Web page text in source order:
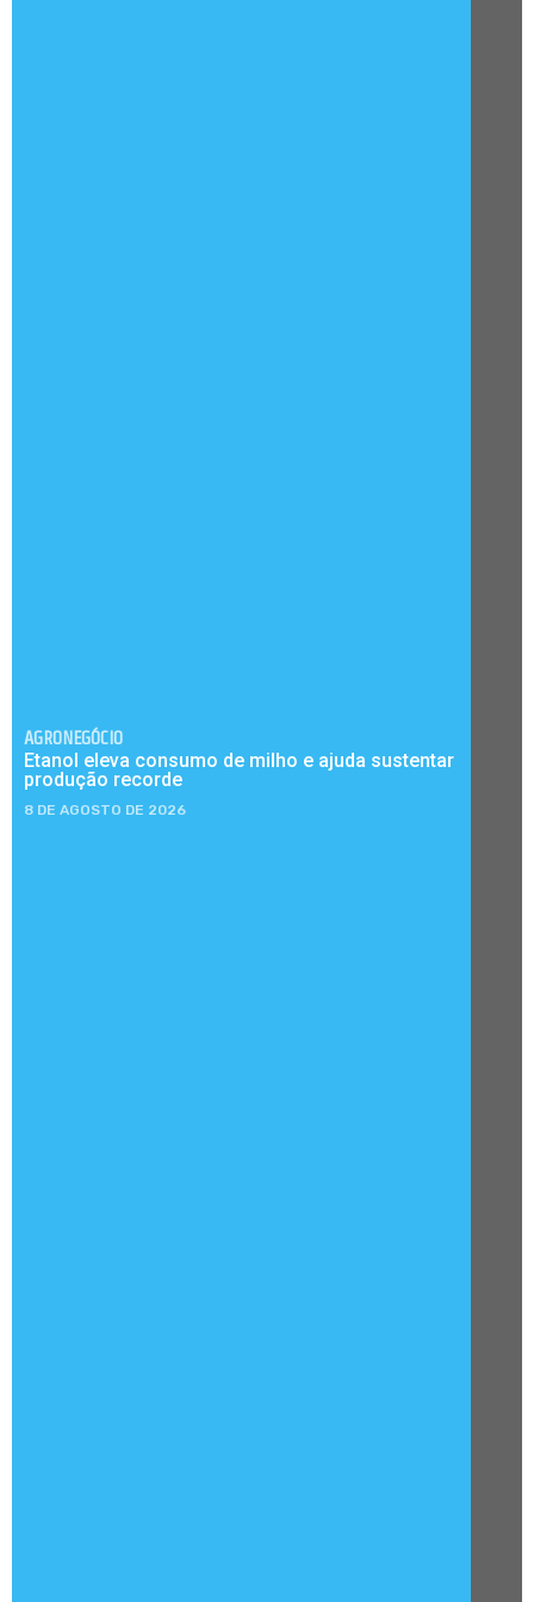
AGRONEGÓCIO
Etanol eleva consumo de milho e ajuda sustentar
produção recorde
8 DE AGOSTO DE 2026